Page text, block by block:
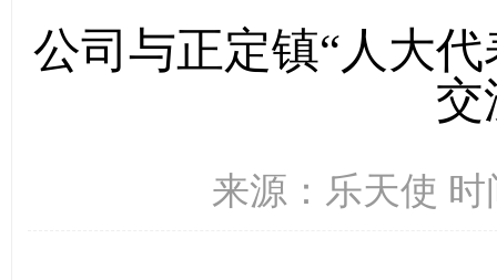
公司与正定镇“人大
交
来源：乐天使 时